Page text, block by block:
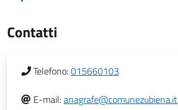
Contatti
Telefono:015660103
E-mail:anagrafe@comunezubiena.it